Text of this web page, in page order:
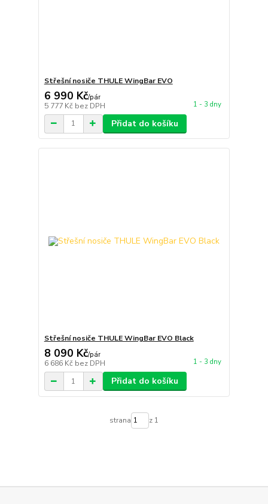
Střešní nosiče THULE WingBar EVO
6 990 Kč/pár
5 777 Kč bez DPH 1 - 3 dny
Přidat do košíku
Střešní nosiče THULE WingBar EVO Black
8 090 Kč/pár
6 686 Kč bez DPH 1 - 3 dny
Přidat do košíku
strana z 1